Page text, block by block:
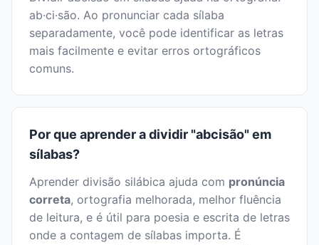
ab·ci·são. Ao pronunciar cada sílaba
separadamente, você pode identificar as letras
mais facilmente e evitar erros ortográficos
comuns.
Por que aprender a dividir "abcisão" em
sílabas?
Aprender divisão silábica ajuda com pronúncia
correta, ortografia melhorada, melhor fluência
de leitura, e é útil para poesia e escrita de letras
onde a contagem de sílabas importa. É